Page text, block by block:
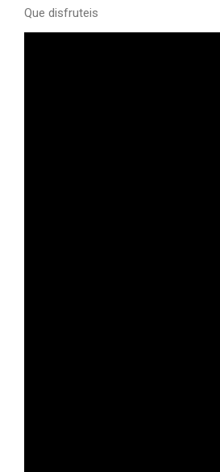
Que disfruteis